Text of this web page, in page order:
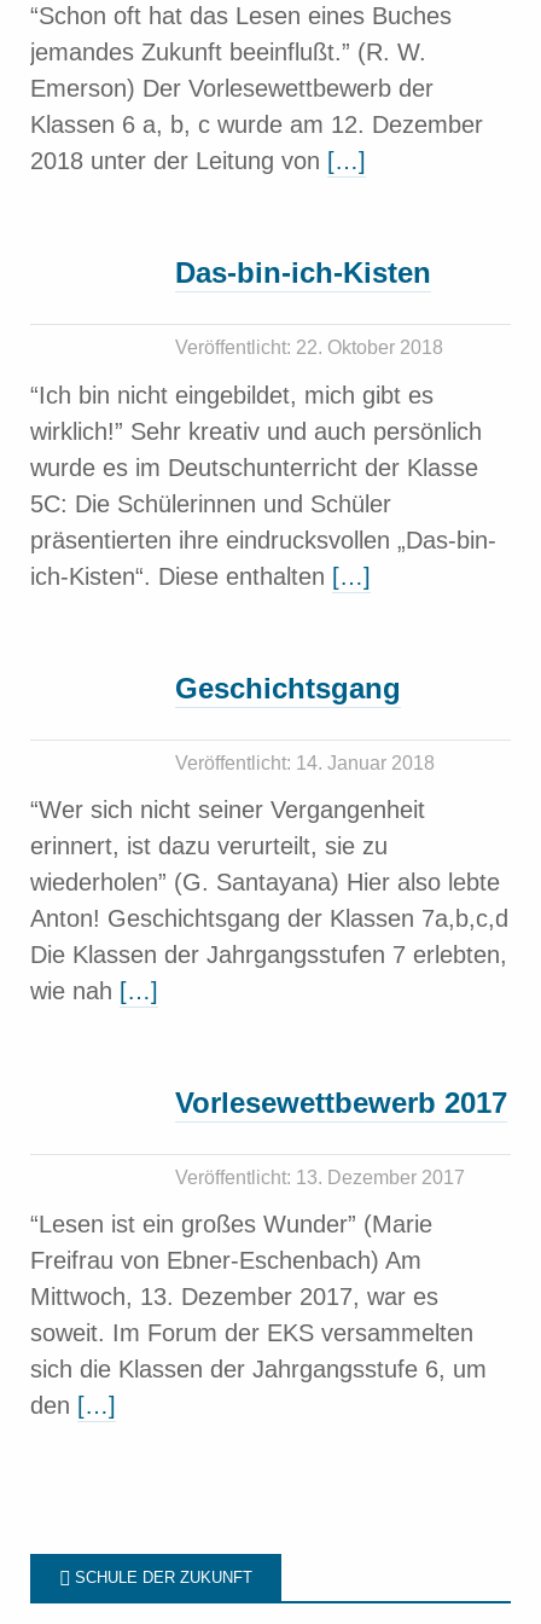
“Schon oft hat das Lesen eines Buches
jemandes Zukunft beeinflußt.” (R. W.
Emerson) Der Vorlesewettbewerb der
Klassen 6 a, b, c wurde am 12. Dezember
2018 unter der Leitung von […]
Das-bin-ich-Kisten
Veröffentlicht: 22. Oktober 2018
“Ich bin nicht eingebildet, mich gibt es
wirklich!” Sehr kreativ und auch persönlich
wurde es im Deutschunterricht der Klasse
5C: Die Schülerinnen und Schüler
präsentierten ihre eindrucksvollen „Das-bin-
ich-Kisten“. Diese enthalten […]
Geschichtsgang
Veröffentlicht: 14. Januar 2018
“Wer sich nicht seiner Vergangenheit
erinnert, ist dazu verurteilt, sie zu
wiederholen” (G. Santayana) Hier also lebte
Anton! Geschichtsgang der Klassen 7a,b,c,d
Die Klassen der Jahrgangsstufen 7 erlebten,
wie nah […]
Vorlesewettbewerb 2017
Veröffentlicht: 13. Dezember 2017
“Lesen ist ein großes Wunder” (Marie
Freifrau von Ebner-Eschenbach) Am
Mittwoch, 13. Dezember 2017, war es
soweit. Im Forum der EKS versammelten
sich die Klassen der Jahrgangsstufe 6, um
den […]
SCHULE DER ZUKUNFT